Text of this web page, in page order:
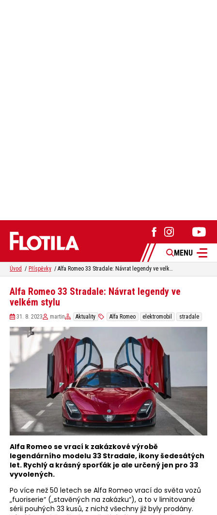
MENU
Úvod Příspěvky Alfa Romeo 33 Stradale: Návrat legendy ve velkém stylu
Alfa Romeo 33 Stradale: Návrat legendy ve
velkém stylu
31. 8. 2023 martin Aktuality Alfa Romeo elektromobil stradale
Alfa Romeo se vrací k zakázkové výrobě
legendárního modelu 33 Stradale, ikony šedesátých
let. Rychlý a krásný sporťák je ale určený jen pro 33
vyvolených.
Po více než 50 letech se Alfa Romeo vrací do světa vozů
„fuoriserie“ („stavěných na zakázku“), a to v limitované
sérii pouhých 33 kusů, z nichž všechny již byly prodány.